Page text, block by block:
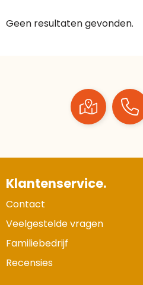
Geen resultaten gevonden.
Klantenservice.
Contact
Veelgestelde vragen
Familiebedrijf
Recensies